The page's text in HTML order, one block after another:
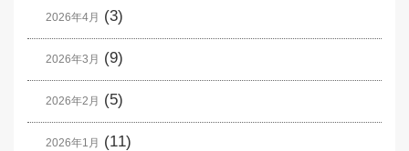
2026年4月 (3)
2026年3月 (9)
2026年2月 (5)
2026年1月 (11)